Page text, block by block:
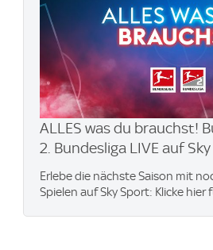
ALLES was du brauchst!
2. Bundesliga LIVE auf
Erlebe die nächste Saison mit
Spielen auf Sky Sport: Klicke hier